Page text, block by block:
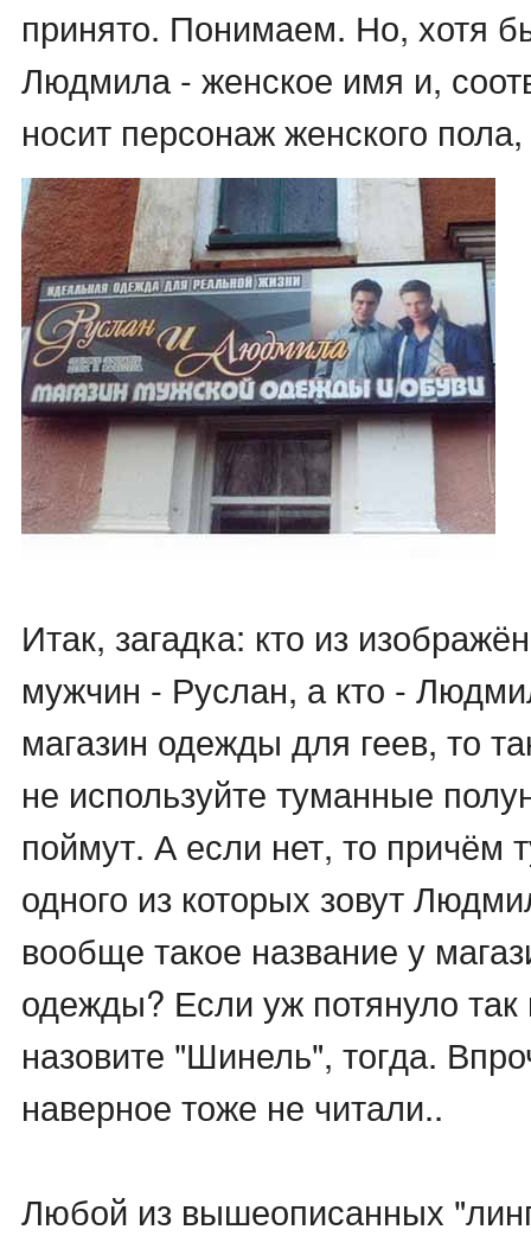
принято. Понимаем. Но, хотя
Людмила - женское имя и,
носит персонаж женского
Итак, загадка: кто из
мужчин - Руслан, а кто -
магазин одежды для геев, то
не используйте туманные
поймут. А если нет, то причём
одного из которых зовут
вообще такое название у
одежды? Если уж потянуло так
назовите "Шинель", тогда.
наверное тоже не читали..
Любой из вышеописанных